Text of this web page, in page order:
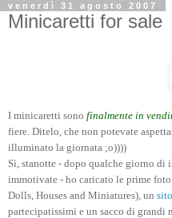
venerdì 31 agosto 2007
Minicaretti for sale
I minicaretti sono finalmente in
fiere. Ditelo, che non potevate
illuminato la giornata ;o))))
Sì, stanotte - dopo qualche giorno
immotivate - ho caricato le prime
Dolls, Houses and Miniatures), un sito
partecipatissimi e un sacco di